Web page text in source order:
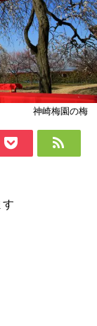
神崎梅園の梅
す